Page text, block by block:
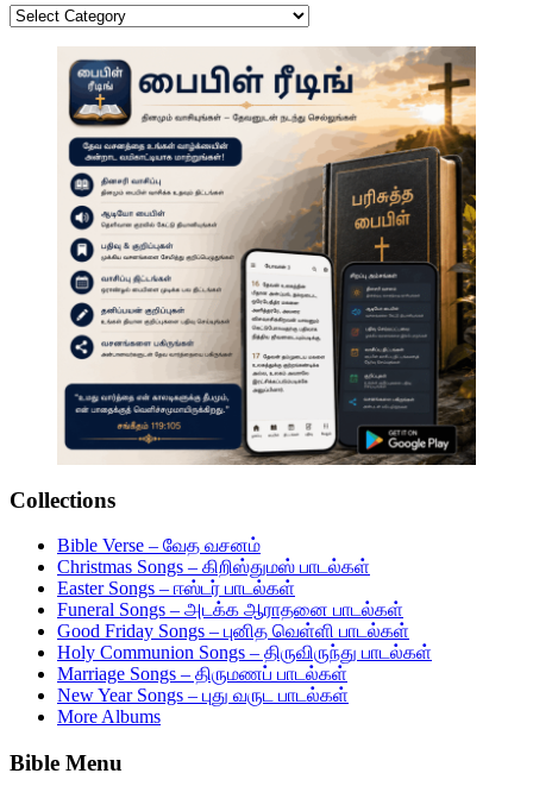
Categories
Collections
Bible Verse – வேத வசனம்
Christmas Songs – கிறிஸ்துமஸ் பாடல்கள்
Easter Songs – ஈஸ்டர் பாடல்கள்
Funeral Songs – அடக்க ஆராதனை பாடல்கள்
Good Friday Songs – புனித வெள்ளி பாடல்கள்
Holy Communion Songs – திருவிருந்து பாடல்கள்
Marriage Songs – திருமணப் பாடல்கள்
New Year Songs – புது வருட பாடல்கள்
More Albums
Bible Menu